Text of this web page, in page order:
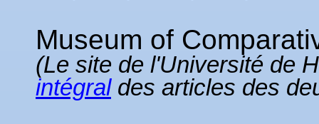
Museum of
(Le site de l'Université de
intégraldes articles des